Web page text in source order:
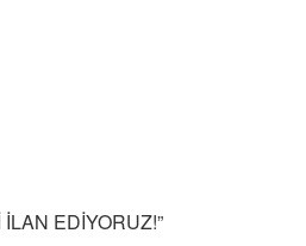
EDİYORUZ!”